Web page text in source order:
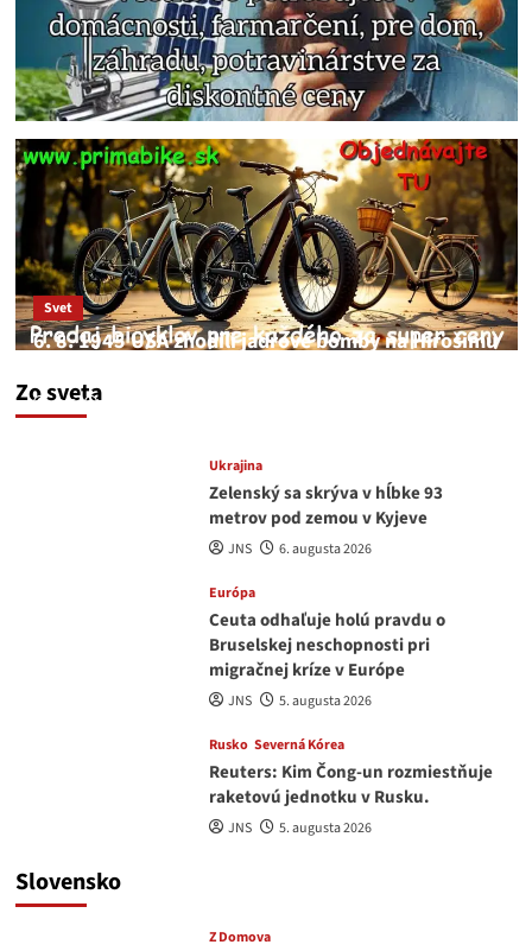
Zo sveta
Svet
6. 8. 1945 USA zhodili jadrové bomby na Hirošimu
JNS
Ukrajina
Zelenský sa skrýva v hĺbke 93
metrov pod zemou v Kyjeve
JNS 6. augusta 2026
Európa
Ceuta odhaľuje holú pravdu o
Bruselskej neschopnosti pri
migračnej kríze v Európe
JNS 5. augusta 2026
Rusko Severná Kórea
Reuters: Kim Čong-un rozmiestňuje
raketovú jednotku v Rusku.
JNS 5. augusta 2026
Slovensko
Z Domova